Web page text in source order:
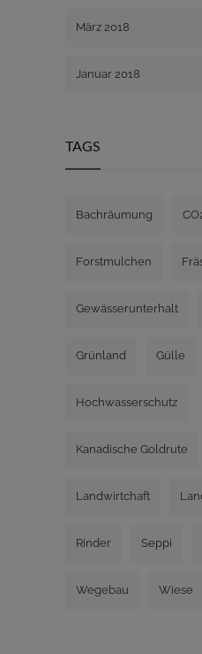
März 2018
Januar 2018
TAGS
Bachräumung
Forstmulchen
Gewässerunterhalt
Grünland Gülle
Hochwasserschutz
Kanadische Goldrute
Landwirtchaft
Rinder Seppi
Wegebau Wiese